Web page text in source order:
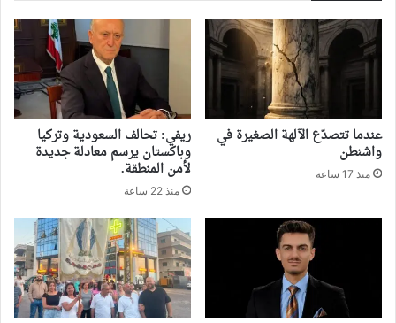
‏عندما تتصدّع الآلهة الصغيرة في
واشنطن
منذ 17 ساعة
ريفي: تحالف السعودية وتركيا
وباكستان يرسم معادلة جديدة
لأمن المنطقة.
منذ 22 ساعة